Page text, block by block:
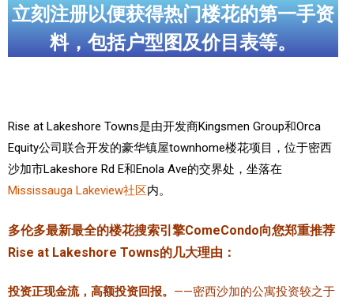
地产杂谈
走近加拿大
加拿大的历史文化
加拿大社会保险系统
定居安大略省
加拿大的福利制度
吃货眼中的加拿大地图
立刻注册以便获得热门楼花的第一手资
料，包括户型图及价目表等。
Rise at Lakeshore Towns是由开发商Kingsmen Group和Orca
Equity公司联合开发的豪华镇屋townhome楼花项目，位于密西
沙加市Lakeshore Rd E和Enola Ave的交界处，坐落在
Mississauga Lakeview社区内。
多伦多最新最全的楼花搜索引擎ComeCondo向您郑重推荐
Rise at Lakeshore Towns的几大理由：
投资正现金流，高额投资回报。 ——密西沙加的公寓投资较之于